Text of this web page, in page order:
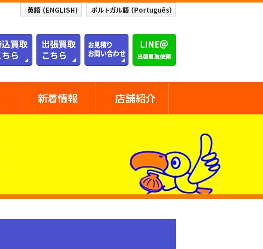
新着情報 店舗紹介